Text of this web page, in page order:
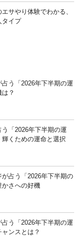
サやり体験でわかる、
タイプ
占う「2026年下半期の運
？
う「2026年下半期の運
くための運命と選択
が占う「2026年下半期の
かさへの好機
占う「2026年下半期の運
ンスとは？